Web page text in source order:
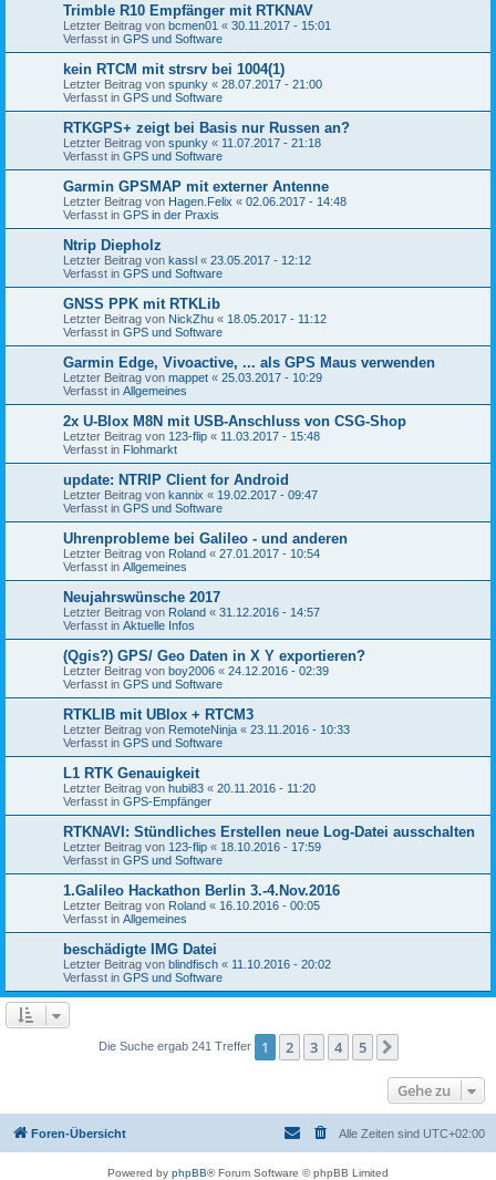
Trimble R10 Empfänger mit RTKNAV
Letzter Beitrag von bcmen01 « 30.11.2017 - 15:01
Verfasst in GPS und Software
kein RTCM mit strsrv bei 1004(1)
Letzter Beitrag von spunky « 28.07.2017 - 21:00
Verfasst in GPS und Software
RTKGPS+ zeigt bei Basis nur Russen an?
Letzter Beitrag von spunky « 11.07.2017 - 21:18
Verfasst in GPS und Software
Garmin GPSMAP mit externer Antenne
Letzter Beitrag von Hagen.Felix « 02.06.2017 - 14:48
Verfasst in GPS in der Praxis
Ntrip Diepholz
Letzter Beitrag von kassl « 23.05.2017 - 12:12
Verfasst in GPS und Software
GNSS PPK mit RTKLib
Letzter Beitrag von NickZhu « 18.05.2017 - 11:12
Verfasst in GPS und Software
Garmin Edge, Vivoactive, ... als GPS Maus verwenden
Letzter Beitrag von mappet « 25.03.2017 - 10:29
Verfasst in Allgemeines
2x U-Blox M8N mit USB-Anschluss von CSG-Shop
Letzter Beitrag von 123-flip « 11.03.2017 - 15:48
Verfasst in Flohmarkt
update: NTRIP Client for Android
Letzter Beitrag von kannix « 19.02.2017 - 09:47
Verfasst in GPS und Software
Uhrenprobleme bei Galileo - und anderen
Letzter Beitrag von Roland « 27.01.2017 - 10:54
Verfasst in Allgemeines
Neujahrswünsche 2017
Letzter Beitrag von Roland « 31.12.2016 - 14:57
Verfasst in Aktuelle Infos
(Qgis?) GPS/ Geo Daten in X Y exportieren?
Letzter Beitrag von boy2006 « 24.12.2016 - 02:39
Verfasst in GPS und Software
RTKLIB mit UBlox + RTCM3
Letzter Beitrag von RemoteNinja « 23.11.2016 - 10:33
Verfasst in GPS und Software
L1 RTK Genauigkeit
Letzter Beitrag von hubi83 « 20.11.2016 - 11:20
Verfasst in GPS-Empfänger
RTKNAVI: Stündliches Erstellen neue Log-Datei ausschalten
Letzter Beitrag von 123-flip « 18.10.2016 - 17:59
Verfasst in GPS und Software
1.Galileo Hackathon Berlin 3.-4.Nov.2016
Letzter Beitrag von Roland « 16.10.2016 - 00:05
Verfasst in Allgemeines
beschädigte IMG Datei
Letzter Beitrag von blindfisch « 11.10.2016 - 20:02
Verfasst in GPS und Software
Die Suche ergab 241 Treffer 1 2 3 4 5
Gehe zu
Foren-Übersicht Alle Zeiten sind UTC+02:00
Powered by phpBB® Forum Software © phpBB Limited